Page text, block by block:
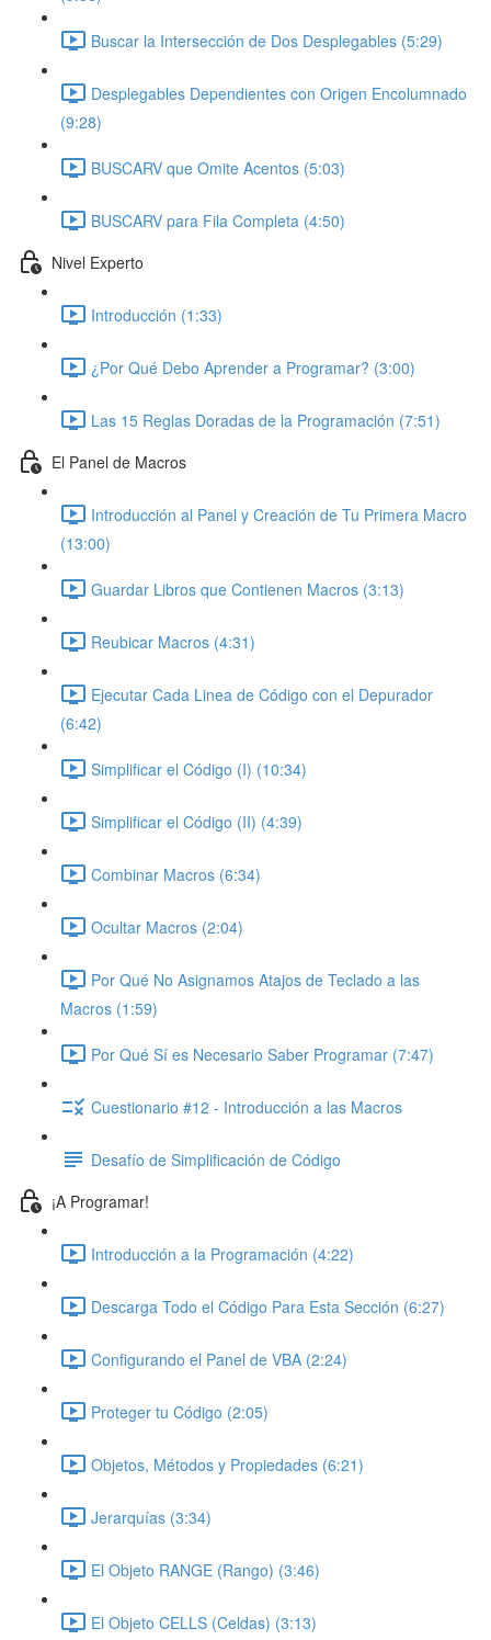
Buscar la Intersección de Dos Desplegables (5:29)
Desplegables Dependientes con Origen Encolumnado
(9:28)
BUSCARV que Omite Acentos (5:03)
BUSCARV para Fila Completa (4:50)
Nivel Experto
Introducción (1:33)
¿Por Qué Debo Aprender a Programar? (3:00)
Las 15 Reglas Doradas de la Programación (7:51)
El Panel de Macros
Introducción al Panel y Creación de Tu Primera Macro
(13:00)
Guardar Libros que Contienen Macros (3:13)
Reubicar Macros (4:31)
Ejecutar Cada Linea de Código con el Depurador
(6:42)
Simplificar el Código (I) (10:34)
Simplificar el Código (II) (4:39)
Combinar Macros (6:34)
Ocultar Macros (2:04)
Por Qué No Asignamos Atajos de Teclado a las
Macros (1:59)
Por Qué Sí es Necesario Saber Programar (7:47)
Cuestionario #12 - Introducción a las Macros
Desafío de Simplificación de Código
¡A Programar!
Introducción a la Programación (4:22)
Descarga Todo el Código Para Esta Sección (6:27)
Configurando el Panel de VBA (2:24)
Proteger tu Código (2:05)
Objetos, Métodos y Propiedades (6:21)
Jerarquías (3:34)
El Objeto RANGE (Rango) (3:46)
El Objeto CELLS (Celdas) (3:13)